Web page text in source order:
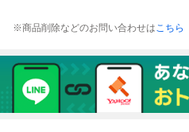
※商品削除などのお問い合わせはこちら